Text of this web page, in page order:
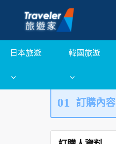
日本旅遊 韓國旅遊
01 訂購內